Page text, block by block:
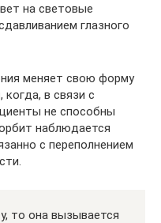
на световые
глазного
меняет свою форму
в связи с
не способны
наблюдается
с переполнением
то она вызывается